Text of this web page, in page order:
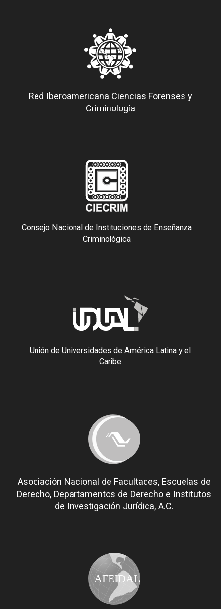
Red Iberoamericana Ciencias Forenses y
Criminología
Consejo Nacional de Instituciones de Enseñanza
Criminológica
Unión de Universidades de América Latina y el
Caribe
Asociación Nacional de Facultades, Escuelas de
Derecho, Departamentos de Derecho e Institutos
de Investigación Jurídica, A.C.
AFEIDAL